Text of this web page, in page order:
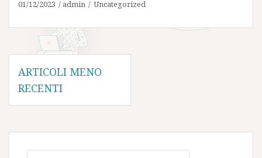
01/12/2023 admin Uncategorized
Navigazione
articoli
ARTICOLI MENO
RECENTI